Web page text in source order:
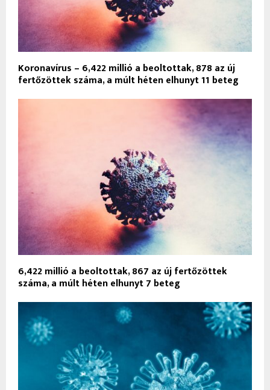
Koronavírus – 6,422 millió a beoltottak, 878 az új
fertőzöttek száma, a múlt héten elhunyt 11 beteg
6,422 millió a beoltottak, 867 az új fertőzöttek
száma, a múlt héten elhunyt 7 beteg